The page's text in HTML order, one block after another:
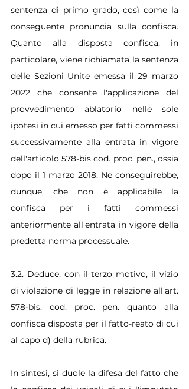
sentenza di primo grado, così come la
conseguente pronuncia sulla confisca.
Quanto alla disposta confisca, in
particolare, viene richiamata la sentenza
delle Sezioni Unite emessa il 29 marzo
2022 che consente l'applicazione del
provvedimento ablatorio nelle sole
ipotesi in cui emesso per fatti commessi
successivamente alla entrata in vigore
dell'articolo 578-bis cod. proc. pen., ossia
dopo il 1 marzo 2018. Ne conseguirebbe,
dunque, che non è applicabile la
confisca per i fatti commessi
anteriormente all'entrata in vigore della
predetta norma processuale.
3.2. Deduce, con il terzo motivo, il vizio
di violazione di legge in relazione all'art.
578-bis, cod. proc. pen. quanto alla
confisca disposta per il fatto-reato di cui
al capo d) della rubrica.
In sintesi, si duole la difesa del fatto che